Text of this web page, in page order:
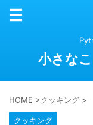
小さな
HOME >クッキング >
クッキング